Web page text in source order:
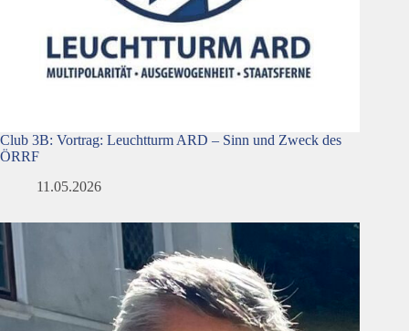
Club 3B: Vortrag: Leuchtturm ARD – Sinn und Zweck des
ÖRRF
11.05.2026